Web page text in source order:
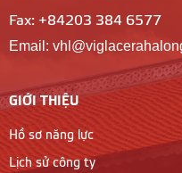
Fax: +84203 384 6577
Email:
GIỚI THIỆU
Hồ sơ năng lực
Lịch sử công ty